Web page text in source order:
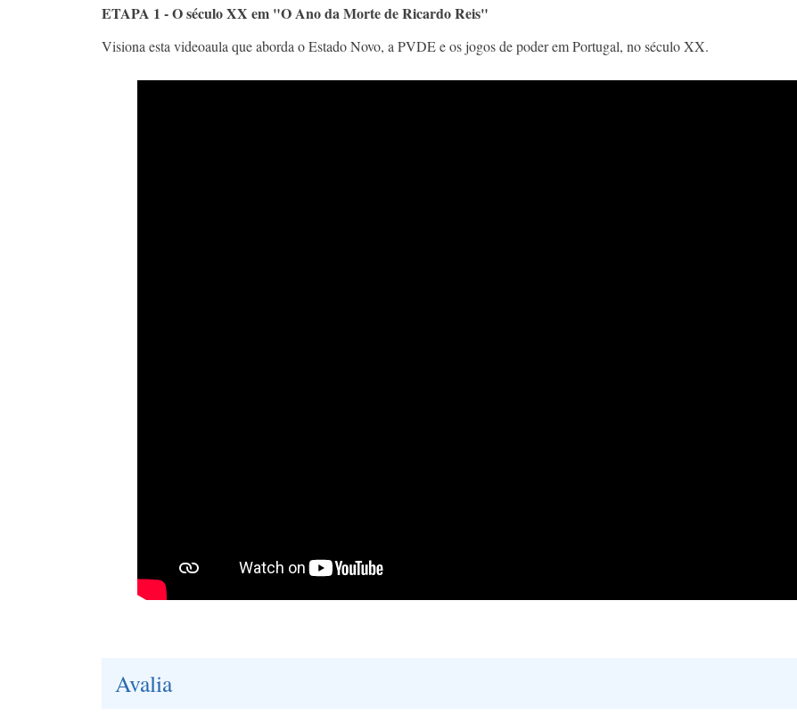
ETAPA 1 - O século XX em "O Ano da Morte de Ricardo Reis"
Visiona esta videoaula que aborda o Estado Novo, a PVDE e os jogos de poder em Portugal, no século XX.
Avalia